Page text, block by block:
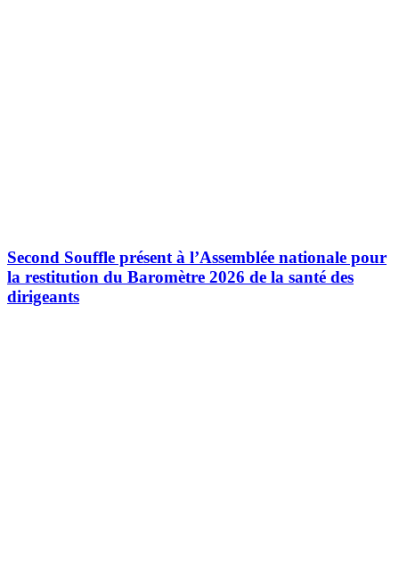
Second Souffle présent à l’Assemblée nationale pour
la restitution du Baromètre 2026 de la santé des
dirigeants